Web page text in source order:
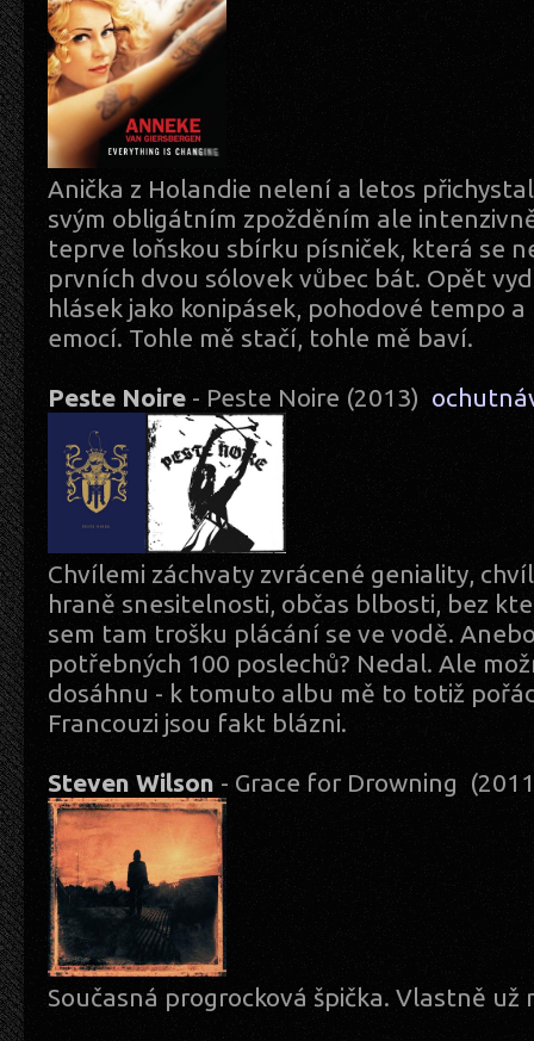
Anička z Holandie nelení a letos
svým obligátním zpožděním ale
teprve loňskou sbírku písniček, která se
prvních dvou sólovek vůbec bát. Opět
hlásek jako konipásek, pohodové tempo
emocí. Tohle mě stačí, tohle mě baví.
Peste Noire - Peste Noire (2013)
Chvílemi záchvaty zvrácené geniality,
hraně snesitelnosti, občas blbosti, bez
sem tam trošku plácání se ve vodě.
potřebných 100 poslechů? Nedal. Ale
dosáhnu - k tomuto albu mě to totiž
Francouzi jsou fakt blázni.
Steven Wilson - Grace for Drowning
Současná progrocková špička. Vlastně už